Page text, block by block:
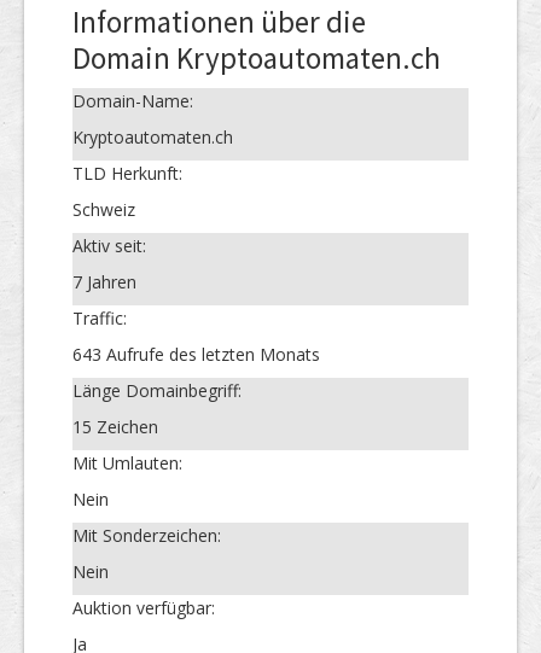
Informationen über die
Domain Kryptoautomaten.ch
Domain-Name:
Kryptoautomaten.ch
TLD Herkunft:
Schweiz
Aktiv seit:
7 Jahren
Traffic:
643 Aufrufe des letzten Monats
Länge Domainbegriff:
15 Zeichen
Mit Umlauten:
Nein
Mit Sonderzeichen:
Nein
Auktion verfügbar:
Ja